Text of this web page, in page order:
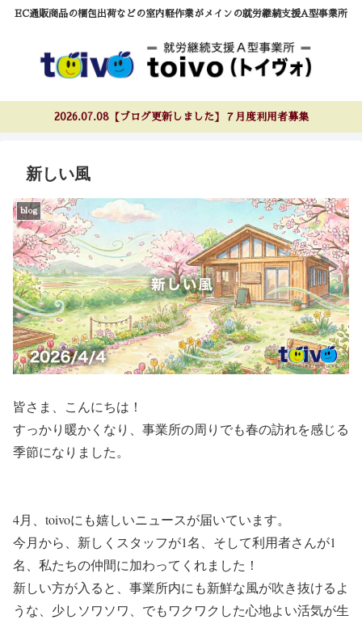
EC通販商品の梱包出荷などの室内軽作業がメインの就労継続支援A型事業所
2026.07.08【ブログ更新しました】７月度利用者募集
新しい風
blog
皆さま、こんにちは！
すっかり暖かくなり、事業所の周りでも春の訪れを感じる
季節になりました。
4月、toivoにも嬉しいニュースが届いています。
今月から、新しくスタッフが1名、そして利用者さんが1
名、私たちの仲間に加わってくれました！
新しい方が入ると、事業所内にも新鮮な風が吹き抜けるよ
うな、少しソワソワ、でもワクワクした心地よい活気が生